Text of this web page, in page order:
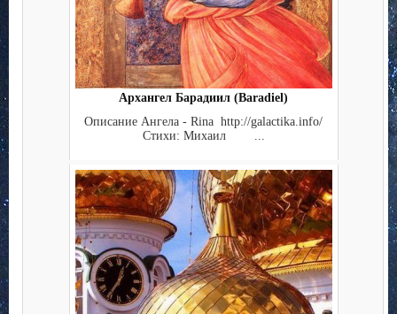
Архангел Барадиил (Baradiel)
Описание Ангела - Rina http://galactika.info/
Стихи: Михаил ...